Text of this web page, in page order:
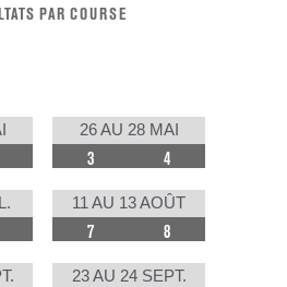
PAR COURSE
26 AU 28 MAI
3 4
11 AU 13 AOÛT
7 8
23 AU 24 SEPT.